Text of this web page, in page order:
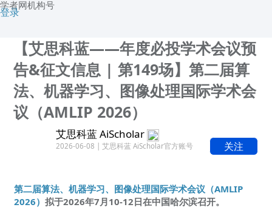
学者网机构号
登录
【艾思科蓝——年度必投学术会议预
告&征文信息 | 第149场】第二届算
法、机器学习、图像处理国际学术会
议（AMLIP 2026）
艾思科蓝 AiScholar
2026-06-08 | 艾思科蓝 AiScholar官方账号 关注
第二届算法、机器学习、图像处理国际学术会议（AMLIP
2026） 拟于2026年7月10-12日在中国哈尔滨召开。